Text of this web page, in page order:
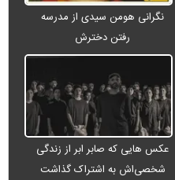
نگرانی هومن سیدی از مدرسه
رفتن دخترش
عکس هایی که صابر ابر از زندگی
شخصی‌اش به اشتراک گذاشت